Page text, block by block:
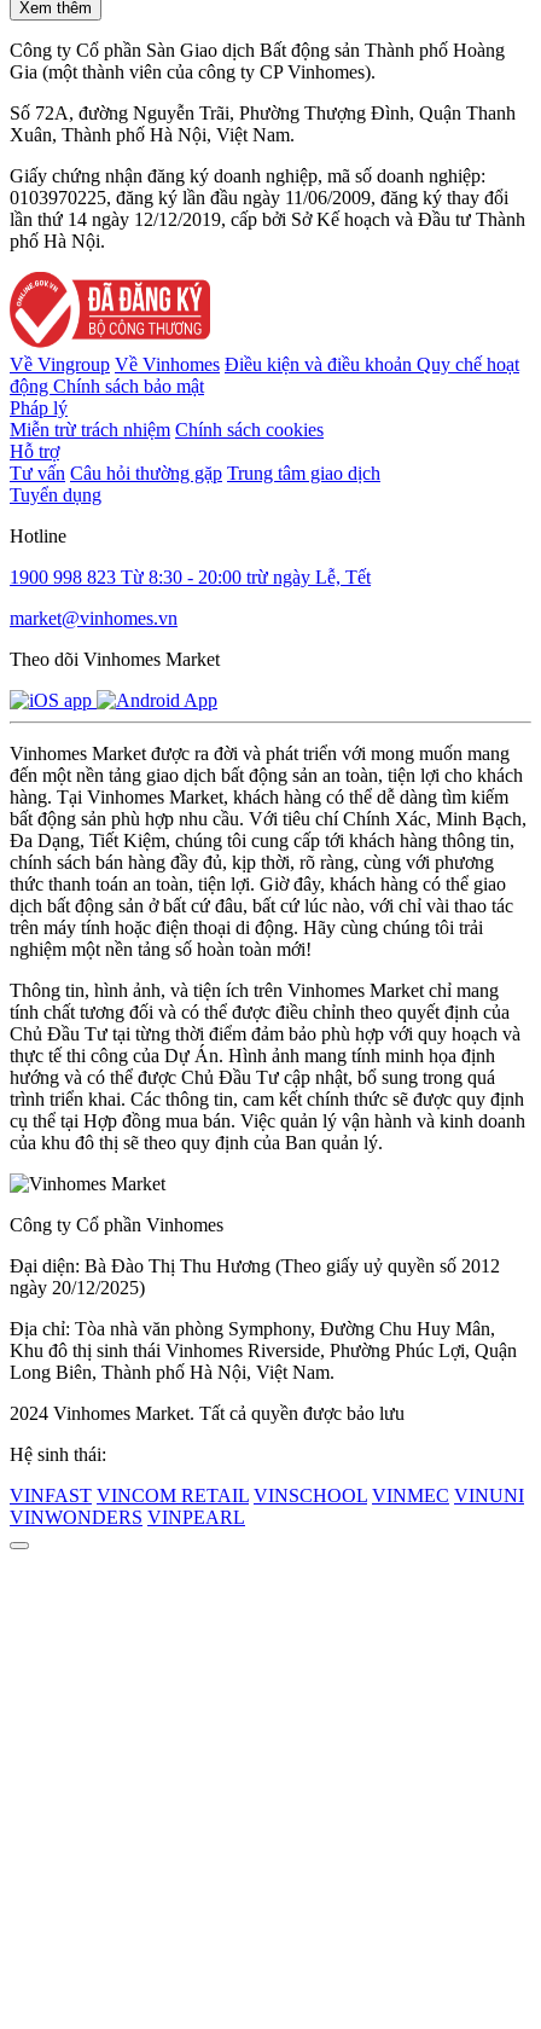
Xem thêm
Công ty Cổ phần Sàn Giao dịch Bất động sản Thành phố Hoàng
Gia (một thành viên của công ty CP Vinhomes).
Số 72A, đường Nguyễn Trãi, Phường Thượng Đình, Quận Thanh
Xuân, Thành phố Hà Nội, Việt Nam.
Giấy chứng nhận đăng ký doanh nghiệp, mã số doanh nghiệp:
0103970225, đăng ký lần đầu ngày 11/06/2009, đăng ký thay đổi
lần thứ 14 ngày 12/12/2019, cấp bởi Sở Kế hoạch và Đầu tư Thành
phố Hà Nội.
Về Vingroup Về Vinhomes Điều kiện và điều khoản Quy chế hoạt
động Chính sách bảo mật
Pháp lý
Miễn trừ trách nhiệm Chính sách cookies
Hỗ trợ
Tư vấn Câu hỏi thường gặp Trung tâm giao dịch
Tuyển dụng
Hotline
1900 998 823 Từ 8:30 - 20:00 trừ ngày Lễ, Tết
market@vinhomes.vn
Theo dõi Vinhomes Market
Vinhomes Market được ra đời và phát triển với mong muốn mang
đến một nền tảng giao dịch bất động sản an toàn, tiện lợi cho khách
hàng. Tại Vinhomes Market, khách hàng có thể dễ dàng tìm kiếm
bất động sản phù hợp nhu cầu. Với tiêu chí Chính Xác, Minh Bạch,
Đa Dạng, Tiết Kiệm, chúng tôi cung cấp tới khách hàng thông tin,
chính sách bán hàng đầy đủ, kịp thời, rõ ràng, cùng với phương
thức thanh toán an toàn, tiện lợi. Giờ đây, khách hàng có thể giao
dịch bất động sản ở bất cứ đâu, bất cứ lúc nào, với chỉ vài thao tác
trên máy tính hoặc điện thoại di động. Hãy cùng chúng tôi trải
nghiệm một nền tảng số hoàn toàn mới!
Thông tin, hình ảnh, và tiện ích trên Vinhomes Market chỉ mang
tính chất tương đối và có thể được điều chỉnh theo quyết định của
Chủ Đầu Tư tại từng thời điểm đảm bảo phù hợp với quy hoạch và
thực tế thi công của Dự Án. Hình ảnh mang tính minh họa định
hướng và có thể được Chủ Đầu Tư cập nhật, bổ sung trong quá
trình triển khai. Các thông tin, cam kết chính thức sẽ được quy định
cụ thể tại Hợp đồng mua bán. Việc quản lý vận hành và kinh doanh
của khu đô thị sẽ theo quy định của Ban quản lý.
Công ty Cổ phần Vinhomes
Đại diện: Bà Đào Thị Thu Hương (Theo giấy uỷ quyền số 2012
ngày 20/12/2025)
Địa chỉ: Tòa nhà văn phòng Symphony, Đường Chu Huy Mân,
Khu đô thị sinh thái Vinhomes Riverside, Phường Phúc Lợi, Quận
Long Biên, Thành phố Hà Nội, Việt Nam.
2024 Vinhomes Market. Tất cả quyền được bảo lưu
Hệ sinh thái:
VINFAST VINCOM RETAIL VINSCHOOL VINMEC VINUNI
VINWONDERS VINPEARL